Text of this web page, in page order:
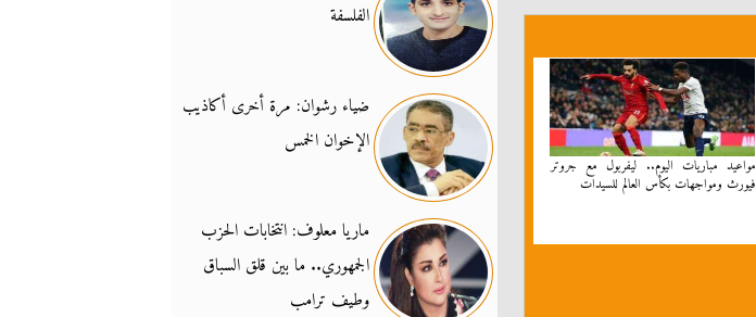
مواعيد مباريات اليوم.. ليفربول مع جروتر
فيورث ومواجهات بكأس العالم للسيدات
الفلسفة
ضياء رشوان: مرة أخرى أكاذيب
الإخوان الخمس
ماريا معلوف: انتخابات الحزب
الجمهوري.. ما بين قلق السباق
وطيف ترامب